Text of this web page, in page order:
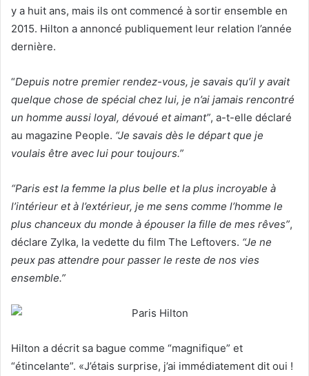
y a huit ans, mais ils ont commencé à sortir ensemble en
2015. Hilton a annoncé publiquement leur relation l’année
dernière.
“Depuis notre premier rendez-vous, je savais qu’il y avait
quelque chose de spécial chez lui, je n’ai jamais rencontré
un homme aussi loyal, dévoué et aimant”, a-t-elle déclaré
au magazine People. “Je savais dès le départ que je
voulais être avec lui pour toujours.”
“Paris est la femme la plus belle et la plus incroyable à
l’intérieur et à l’extérieur, je me sens comme l’homme le
plus chanceux du monde à épouser la fille de mes rêves”,
déclare Zylka, la vedette du film The Leftovers. “Je ne
peux pas attendre pour passer le reste de nos vies
ensemble.”
Hilton a décrit sa bague comme “magnifique” et
“étincelante”. «J’étais surprise, j’ai immédiatement dit oui !